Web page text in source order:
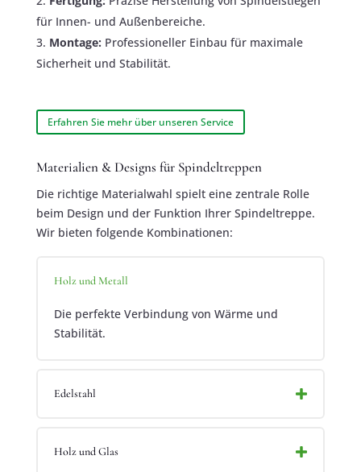
für Innen- und Außenbereiche.
Montage: Professioneller Einbau für maximale
Sicherheit und Stabilität.
Erfahren Sie mehr über unseren Service
Materialien & Designs für Spindeltreppen
Die richtige Materialwahl spielt eine zentrale Rolle
beim Design und der Funktion Ihrer Spindeltreppe.
Wir bieten folgende Kombinationen:
Holz und Metall
Die perfekte Verbindung von Wärme und
Stabilität.
Edelstahl
Holz und Glas